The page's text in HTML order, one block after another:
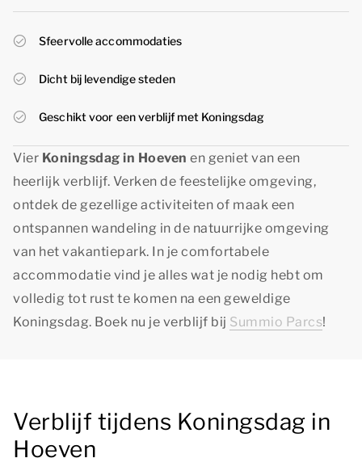
Sfeervolle accommodaties
Dicht bij levendige steden
Geschikt voor een verblijf met Koningsdag
Vier Koningsdag in Hoeven en geniet van een
heerlijk verblijf. Verken de feestelijke omgeving,
ontdek de gezellige activiteiten of maak een
ontspannen wandeling in de natuurrijke omgeving
van het vakantiepark. In je comfortabele
accommodatie vind je alles wat je nodig hebt om
volledig tot rust te komen na een geweldige
Koningsdag. Boek nu je verblijf bij Summio Parcs!
Verblijf tijdens Koningsdag in
Hoeven